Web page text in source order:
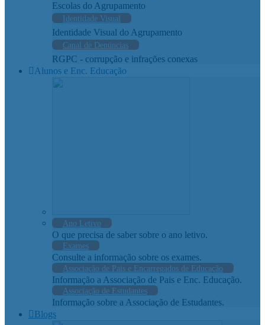
Escolas do Agrupamento
Identidade Visual
Identidade Visual do Agrupamento
Canal de Denúncias
RGPC - corrupção e infrações conexas
Alunos e Enc. Educação
Ano Letivo
O que precisa de saber sobre o ano letivo.
Exames
Consulte a informação sobre os exames.
Associação de Pais e Encarregados de Educação
Informação a Associação de Pais e Enc. Educação.
Associação de Estudantes
Informação sobre a Associação de Estudantes.
Blogs